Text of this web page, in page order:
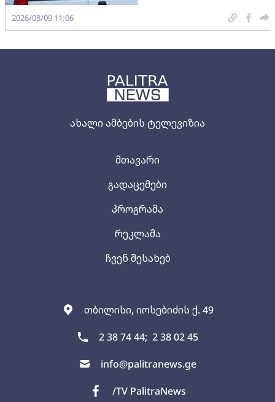
ახალი ამბების ტელევიზია
თბილისი, იოსებიძის ქ. 49
2 38 74 44; 2 38 02 45
info@palitranews.ge
/TV PalitraNews
მთავარი
გადაცემები
პროგრამა
რეკლამა
ჩვენ შესახებ
2026/08/09 11:06